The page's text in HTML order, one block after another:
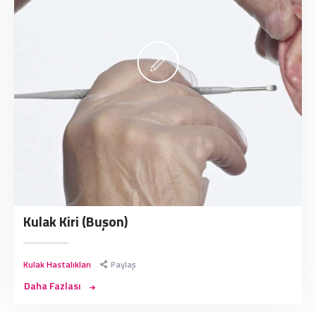
Kulak Kiri (Buşon)
Kulak Hastalıkları Paylaş
Daha Fazlası